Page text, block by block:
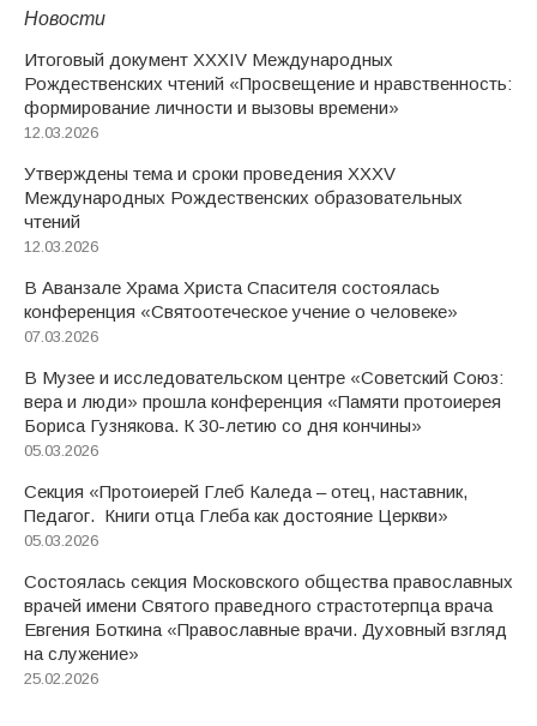
Новости
Итоговый документ XXХIV Международных
Рождественских чтений «Просвещение и нравственность:
формирование личности и вызовы времени»
12.03.2026
Утверждены тема и сроки проведения XXXV
Международных Рождественских образовательных
чтений
12.03.2026
В Аванзале Храма Христа Спасителя состоялась
конференция «Святоотеческое учение о человеке»
07.03.2026
В Музее и исследовательском центре «Советский Союз:
вера и люди» прошла конференция «Памяти протоиерея
Бориса Гузнякова. К 30-летию со дня кончины»
05.03.2026
Секция «Протоиерей Глеб Каледа – отец, наставник,
Педагог. Книги отца Глеба как достояние Церкви»
05.03.2026
Состоялась секция Московского общества православных
врачей имени Святого праведного страстотерпца врача
Евгения Боткина «Православные врачи. Духовный взгляд
на служение»
25.02.2026